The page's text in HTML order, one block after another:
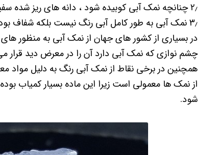
۲٫ چنانچه نمک آبی کوبیده شود ، دانه های ریز شده سفید رنگ بوده و به رنگ آبی نخواهد بود.
۳٫ نمک آبی به طور کامل آبی رنگ نیست بلکه شفاف بوده و رگه هایی از رنگ آبی در داخل آن وجود دارد.
در بسیاری از کشور های جهان از نمک آبی به منظور
چشم نوازی که نمک آبی دارد آن را در معرض دید
همچنین در برخی نقاط از نمک آبی رنگ به دلیل مواد
از نمک ها معمولی است زیرا این ماده بسیار کمیاب
شود.